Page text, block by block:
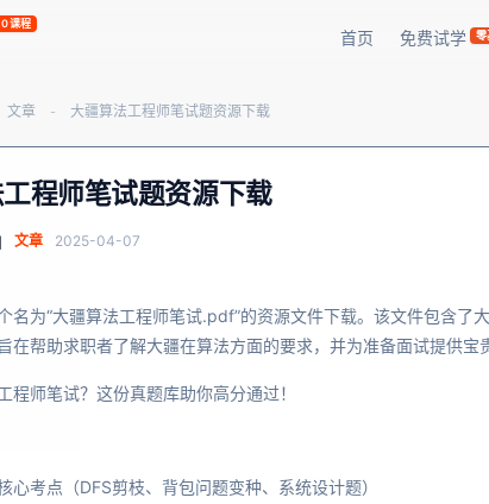
课程
首页 免费试学 零
文章 - 大疆算法工程师笔试题资源下载
程师笔试题资源下载
文章 2025-04-07
名为“大疆算法工程师笔试.pdf”的资源文件下载。该文件包含了
在帮助求职者了解大疆在算法方面的要求，并为准备面试提供宝
程师笔试？这份真题库助你高分通过！
心考点（DFS剪枝、背包问题变种、系统设计题）